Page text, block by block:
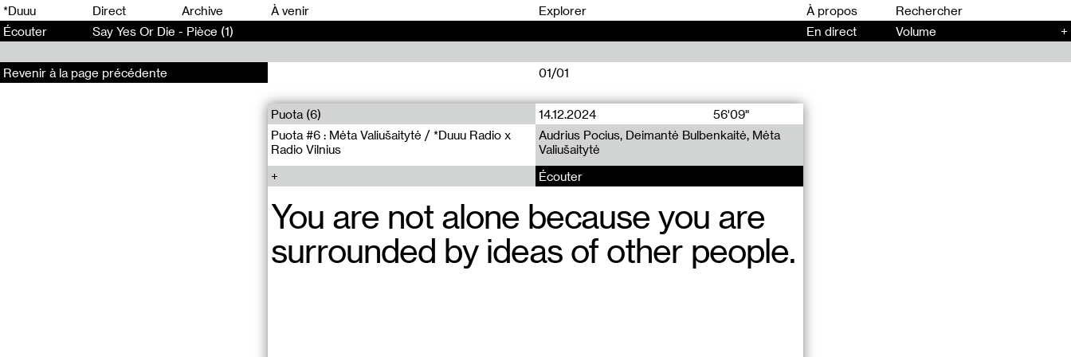
*Duuu Direct Archive À venir Explorer
À propos
Écouter
Say Yes Or Die - Pièce (1) En direct Volume +
01/01
Puota (6) 14.12.2024
56'09"
Puota #6 : Mėta Valiušaitytė / *Duuu Radio x
Radio Vilnius
Audrius Pocius, Deimantė Bulbenkaitė, Mėta
Valiušaitytė
Écouter
You are not alone because you are
surrounded by ideas of other people.
Revenir à la page précédente
00 00